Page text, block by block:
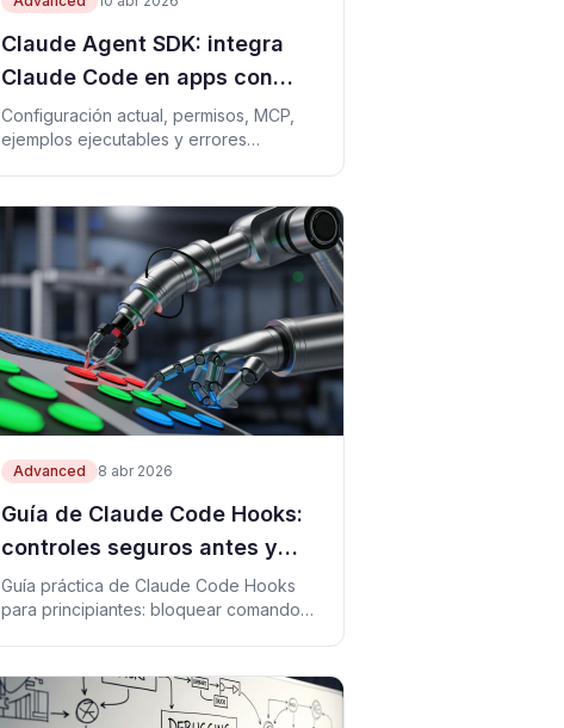
Claude Agent SDK: integra
Claude Code en apps con
seguridad
Configuración actual, permisos, MCP,
ejemplos ejecutables y errores
Advanced 8 abr 2026
Guía de Claude Code Hooks:
controles seguros antes y
después de trabajar
Guía práctica de Claude Code Hooks
para principiantes: bloquear comandos